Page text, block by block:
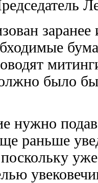
было
нужно
раньше